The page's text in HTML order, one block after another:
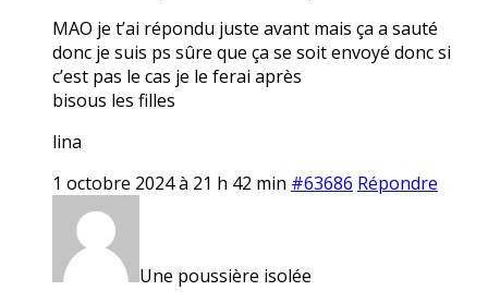
MAO je t’ai répondu juste avant mais ça a sauté
donc je suis ps sûre que ça se soit envoyé donc si
c’est pas le cas je le ferai après
bisous les filles
lina
1 octobre 2024 à 21 h 42 min #63686 Répondre
Une poussière isolée